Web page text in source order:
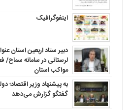
اینفوگرافیک
مواکب استان
به پیشنهاد وزیر اقتصاد؛
گفتگو گزارش می‌دهد